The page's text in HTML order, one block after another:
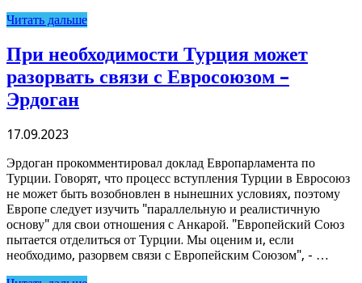
Читать дальше
При необходимости Турция может
разорвать связи с Евросоюзом –
Эрдоган
17.09.2023
Эрдоган прокомментировал доклад Европарламента по
Турции. Говорят, что процесс вступления Турции в Евросоюз
не может быть возобновлен в нынешних условиях, поэтому
Европе следует изучить "параллельную и реалистичную
основу" для свои отношения с Анкарой. "Европейский Союз
пытается отделиться от Турции. Мы оценим и, если
необходимо, разорвем связи с Европейским Союзом", - …